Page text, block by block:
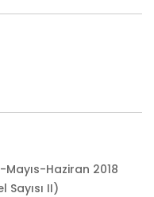
Haziran 2018
II)